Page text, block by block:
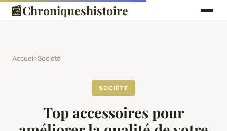
📰Chroniqueshistoire
Accueil›Société
SOCIÉTÉ
Top accessoires pour